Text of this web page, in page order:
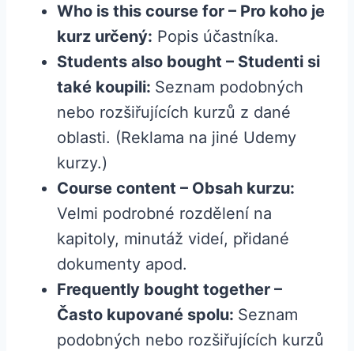
Who is this course for – Pro koho je
kurz určený: Popis účastníka.
Students also bought – Studenti si
také koupili: Seznam podobných
nebo rozšiřujících kurzů z dané
oblasti. (Reklama na jiné Udemy
kurzy.)
Course content – Obsah kurzu:
Velmi podrobné rozdělení na
kapitoly, minutáž videí, přidané
dokumenty apod.
Frequently bought together –
Často kupované spolu: Seznam
podobných nebo rozšiřujících kurzů